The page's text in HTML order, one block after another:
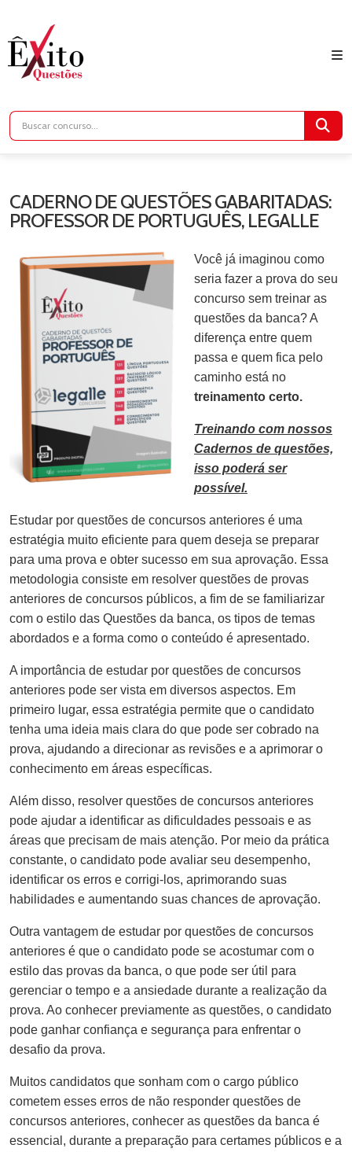
CADERNO DE QUESTÕES GABARITADAS:
PROFESSOR DE PORTUGUÊS, LEGALLE
Você já imaginou como
seria fazer a prova do seu
concurso sem treinar as
questões da banca? A
diferença entre quem
passa e quem fica pelo
caminho está no
treinamento certo.
Treinando com nossos
Cadernos de questões,
isso poderá ser
possível.
Estudar por questões de concursos anteriores é uma
estratégia muito eficiente para quem deseja se preparar
para uma prova e obter sucesso em sua aprovação. Essa
metodologia consiste em resolver questões de provas
anteriores de concursos públicos, a fim de se familiarizar
com o estilo das Questões da banca, os tipos de temas
abordados e a forma como o conteúdo é apresentado.
A importância de estudar por questões de concursos
anteriores pode ser vista em diversos aspectos. Em
primeiro lugar, essa estratégia permite que o candidato
tenha uma ideia mais clara do que pode ser cobrado na
prova, ajudando a direcionar as revisões e a aprimorar o
conhecimento em áreas específicas.
Além disso, resolver questões de concursos anteriores
pode ajudar a identificar as dificuldades pessoais e as
áreas que precisam de mais atenção. Por meio da prática
constante, o candidato pode avaliar seu desempenho,
identificar os erros e corrigi-los, aprimorando suas
habilidades e aumentando suas chances de aprovação.
Outra vantagem de estudar por questões de concursos
anteriores é que o candidato pode se acostumar com o
estilo das provas da banca, o que pode ser útil para
gerenciar o tempo e a ansiedade durante a realização da
prova. Ao conhecer previamente as questões, o candidato
pode ganhar confiança e segurança para enfrentar o
desafio da prova.
Muitos candidatos que sonham com o cargo público
cometem esses erros de não responder questões de
concursos anteriores, conhecer as questões da banca é
essencial, durante a preparação para certames públicos e a